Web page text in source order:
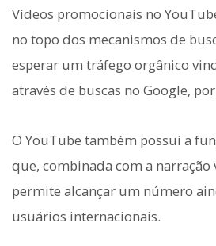
Vídeos promocionais no
no topo dos mecanismos de
esperar um tráfego orgânico
através de buscas no Google,
O YouTube também possui a
que, combinada com a narração
permite alcançar um número
usuários internacionais.